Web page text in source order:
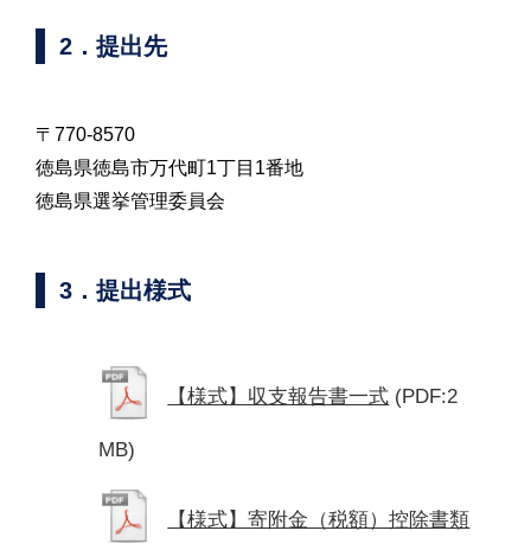
2．提出先
〒770-8570
徳島県徳島市万代町1丁目1番地
徳島県選挙管理委員会
3．提出様式
【様式】収支報告書一式 (PDF:2
MB)
【様式】寄附金（税額）控除書類